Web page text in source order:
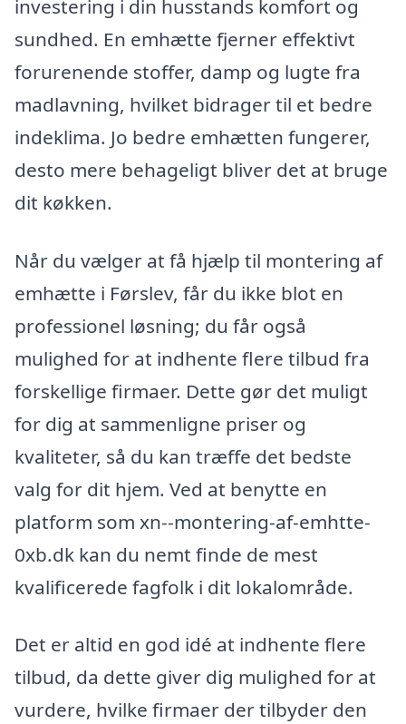
investering i din husstands komfort og
sundhed. En emhætte fjerner effektivt
forurenende stoffer, damp og lugte fra
madlavning, hvilket bidrager til et bedre
indeklima. Jo bedre emhætten fungerer,
desto mere behageligt bliver det at bruge
dit køkken.
Når du vælger at få hjælp til montering af
emhætte i Førslev, får du ikke blot en
professionel løsning; du får også
mulighed for at indhente flere tilbud fra
forskellige firmaer. Dette gør det muligt
for dig at sammenligne priser og
kvaliteter, så du kan træffe det bedste
valg for dit hjem. Ved at benytte en
platform som xn--montering-af-emhtte-
0xb.dk kan du nemt finde de mest
kvalificerede fagfolk i dit lokalområde.
Det er altid en god idé at indhente flere
tilbud, da dette giver dig mulighed for at
vurdere, hvilke firmaer der tilbyder den